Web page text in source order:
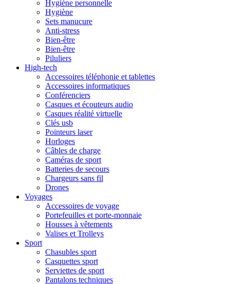
Hygiène personnelle
Hygiène
Sets manucure
Anti-stress
Bien-être
Bien-être
Piluliers
High-tech
Accessoires téléphonie et tablettes
Accessoires informatiques
Conférenciers
Casques et écouteurs audio
Casques réalité virtuelle
Clés usb
Pointeurs laser
Horloges
Câbles de charge
Caméras de sport
Batteries de secours
Chargeurs sans fil
Drones
Voyages
Accessoires de voyage
Portefeuilles et porte-monnaie
Housses à vêtements
Valises et Trolleys
Sport
Chasubles sport
Casquettes sport
Serviettes de sport
Pantalons techniques